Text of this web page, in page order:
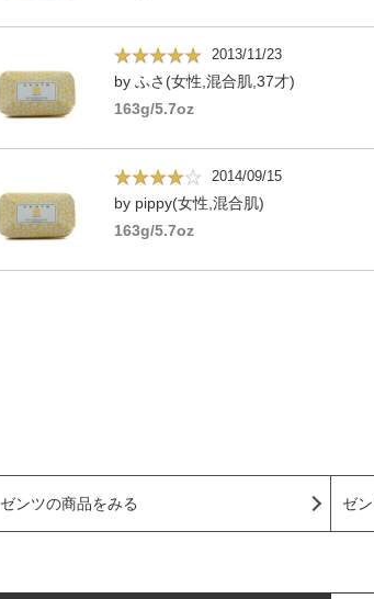
2013/11/23
by ふさ(女性,混合肌,37才)
163g/5.7oz
2014/09/15
by pippy(女性,混合肌)
163g/5.7oz
ゼンツの商品をみる ゼ